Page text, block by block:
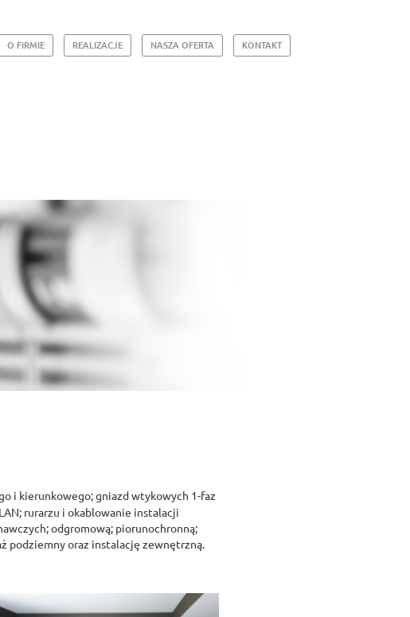
O FIRMIE REALIZACJE NASZA OFERTA KONTAKT
i kierunkowego; gniazd wtykowych 1-faz
rurarzu i okablowanie instalacji
odgromową; piorunochronną;
podziemny oraz instalację zewnętrzną.